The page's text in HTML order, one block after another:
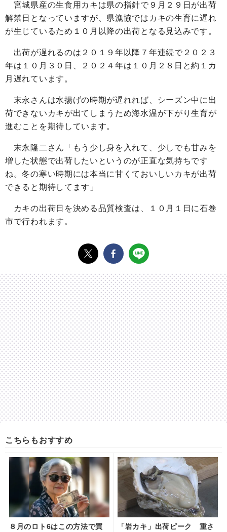
宮城県産の生食用カキは県の指針で９月２９日が出荷
解禁日となっていますが、県漁協ではカキの生育に遅れ
が生じているため１０月以降の出荷となる見込みです。
出荷が遅れるのは２０１９年以降７年連続で２０２３
年は１０月３０日、２０２４年は１０月２８日と約１カ
月遅れています。
末永さんは水揚げの時期が遅れれば、シーズン中に出
荷できないカキが出てしまうため海水温が下がり生育が
進むことを期待しています。
末永隆二さん「もう少し身を入れて、少しでも甘みを
増した状態で出荷したいというのが正直な気持ちです
ね。冬の寒い時期には本当に甘くておいしいカキが出荷
できると期待してます」
カキの出荷日を決める品質検査は、１０月１日に石巻
市で行われます。
こちらもおすすめ
８月のロト6はこの方法で買
「岩カキ」出荷ピーク 重さ